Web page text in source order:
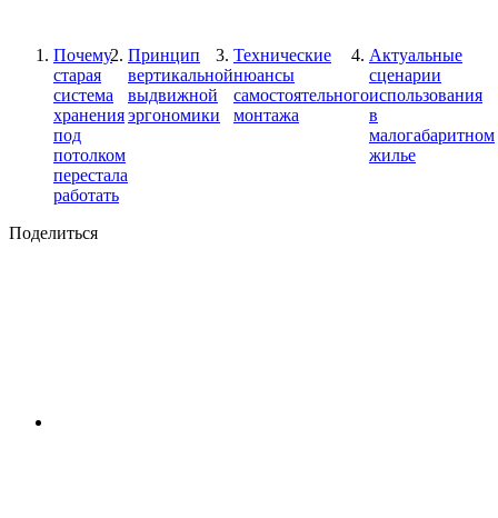
Почему
старая
система
хранения
под
потолком
перестала
работать
Принцип
вертикальной
выдвижной
эргономики
Технические
нюансы
самостоятельного
монтажа
Актуальные
сценарии
использования
в
малогабаритном
жилье
Поделиться